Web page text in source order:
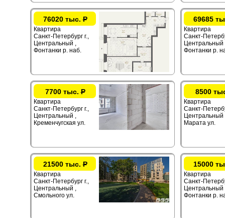
76020 тыс.Р
Квартира
Санкт-Петербург г.,
Центральный ,
Фонтанки р. наб.
69685
Квартира
Санкт-
Центральный
Фонтанки р.
7700 тыс.Р
Квартира
Санкт-Петербург г.,
Центральный ,
Кременчугская ул.
8500
Квартира
Санкт-
Центральный
Марата ул.
21500 тыс.Р
Квартира
Санкт-Петербург г.,
Центральный ,
Смольного ул.
15000
Квартира
Санкт-
Центральный
Фонтанки р.